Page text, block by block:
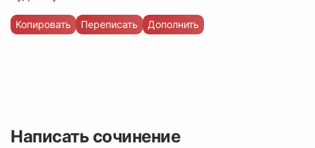
Копировать Переписать Дополнить
Написать сочинение